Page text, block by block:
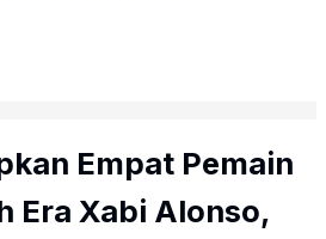
Empat Pemain
Era Xabi Alonso,